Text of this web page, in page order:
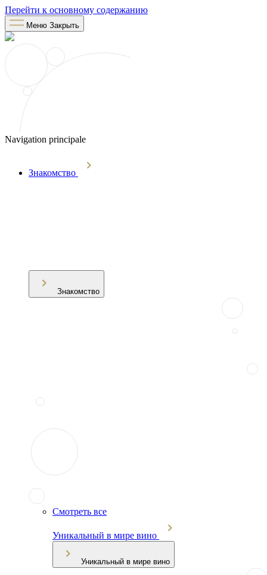
Перейти к основному содержанию
Меню Закрыть
Navigation principale
Знакомство
Знакомство
Смотреть все
Уникальный в мире вино
Уникальный в мире вино